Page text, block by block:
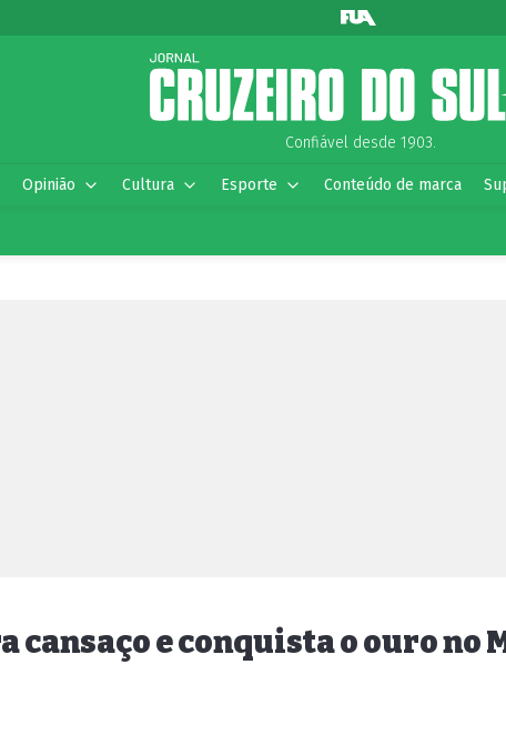
Confiável desde 1903.
Opinião Cultura Esporte Conteúdo de marca
cansaço e conquista o ouro no